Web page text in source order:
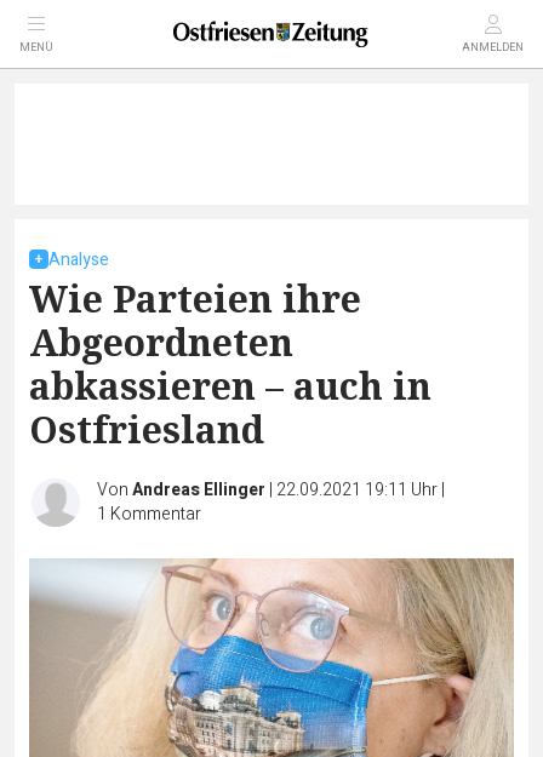
MENÜ ANMELDEN
Analyse
Wie Parteien ihre
Abgeordneten
abkassieren – auch in
Ostfriesland
VonAndreas Ellinger | 22.09.2021 19:11 Uhr|
1 Kommentar